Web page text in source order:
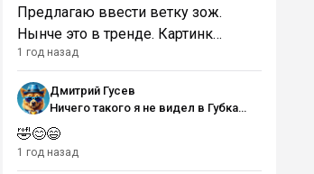
Предлагаю ввести ветку зож.
Нынче это в тренде. Картинку
не вставить? Есть проблемы с
переносом. Лучше слово
целиком переносить, чем
пополам обрезать
1 год назад
Дмитрий Гусев
Ничего такого я не видел в Губка
Боб, как такое допускают?
🤣😊😄
1 год назад